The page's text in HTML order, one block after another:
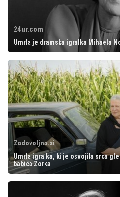
24ur.com
Umrla je dramska igralka Mihaela
Zadovoljna.si
Umrla igralka, ki je osvojila srca
babica Zorka